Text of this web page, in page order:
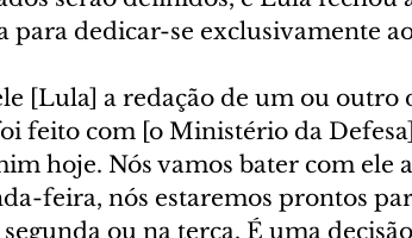
para dedicar-se exclusivamente
[Lula] a redação de um ou outro
feito com [o Ministério da
hoje. Nós vamos bater com ele
feira, nós estaremos prontos
ou na terça. É uma